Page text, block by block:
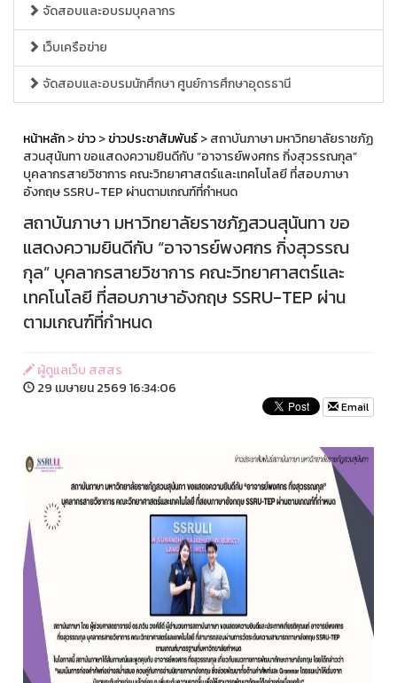
จัดสอบและอบรมบุคลากร
เว็บเครือข่าย
จัดสอบและอบรมนักศึกษา ศูนย์การศึกษาอุดรธานี
หน้าหลัก>ข่าว>ข่าวประชาสัมพันธ์> สถาบันภาษา มหาวิทยาลัยราชภัฏ
สวนสุนันทา ขอแสดงความยินดีกับ “อาจารย์พงศกร กิ่งสุวรรณกุล”
บุคลากรสายวิชาการ คณะวิทยาศาสตร์และเทคโนโลยี ที่สอบภาษา
อังกฤษ SSRU-TEP ผ่านตามเกณฑ์ที่กำหนด
สถาบันภาษา มหาวิทยาลัยราชภัฏสวนสุนันทา ขอ
แสดงความยินดีกับ “อาจารย์พงศกร กิ่งสุวรรณ
กุล” บุคลากรสายวิชาการ คณะวิทยาศาสตร์และ
เทคโนโลยี ที่สอบภาษาอังกฤษ SSRU-TEP ผ่าน
ตามเกณฑ์ที่กำหนด
ผู้ดูแลเว็บ สสสร
29 เมษายน 2569 16:34:06
Email